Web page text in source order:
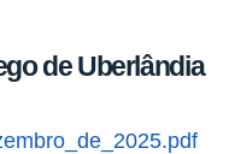
de Uberlândia